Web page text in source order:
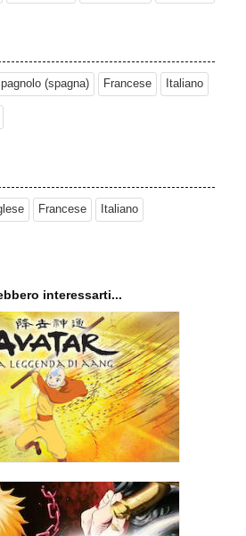
(spagna) Francese Italiano
Francese Italiano
interessarti...